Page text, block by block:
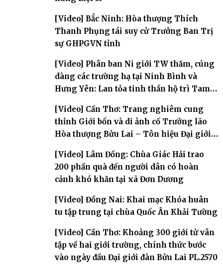
[Video] Bắc Ninh: Hòa thượng Thích
Thanh Phụng tái suy cử Trưởng Ban Trị
sự GHPGVN tỉnh
[Video] Phân ban Ni giới TW thăm, cúng
dàng các trường hạ tại Ninh Bình và
Hưng Yên: Lan tỏa tinh thần hộ trì Tam
[Video] Cần Thơ: Trang nghiêm cung
thỉnh Giới bổn và di ảnh cố Trưởng lão
Hòa thượng Bửu Lai – Tôn hiệu Đại giới
[Video] Lâm Đồng: Chùa Giác Hải trao
200 phần quà đến người dân có hoàn
cảnh khó khăn tại xã Đơn Dương
[Video] Đồng Nai: Khai mạc Khóa huân
tu tập trung tại chùa Quốc Ân Khải Tường
[Video] Cần Thơ: Khoảng 300 giới tử vân
tập về hai giới trường, chính thức bước
vào ngày đầu Đại giới đàn Bửu Lai PL.2570